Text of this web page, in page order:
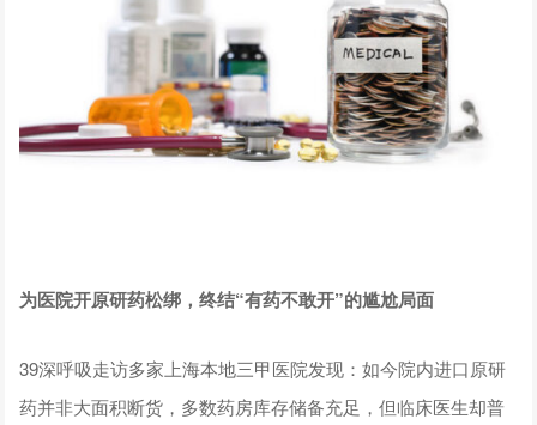
为医院开原研药松绑，终结“有药不敢开”的尴尬局面
39深呼吸走访多家上海本地三甲医院发现：如今院内进口原研
药并非大面积断货，多数药房库存储备充足，但临床医生却普